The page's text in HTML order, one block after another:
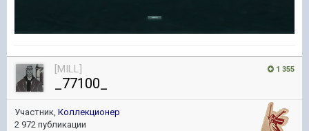
1 355
[MILL]
_77100_
Участник, Коллекционер
2 972 публикации